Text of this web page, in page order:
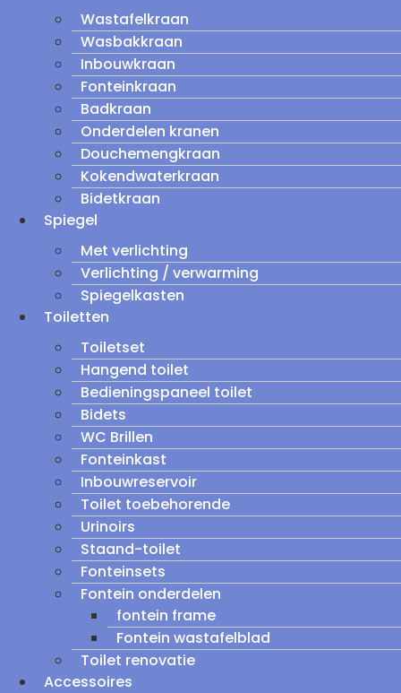
Wastafelkraan
Wasbakkraan
Inbouwkraan
Fonteinkraan
Badkraan
Onderdelen kranen
Douchemengkraan
Kokendwaterkraan
Bidetkraan
Spiegel
Met verlichting
Verlichting / verwarming
Spiegelkasten
Toiletten
Toiletset
Hangend toilet
Bedieningspaneel toilet
Bidets
WC Brillen
Fonteinkast
Inbouwreservoir
Toilet toebehorende
Urinoirs
Staand-toilet
Fonteinsets
Fontein onderdelen
fontein frame
Fontein wastafelblad
Toilet renovatie
Accessoires